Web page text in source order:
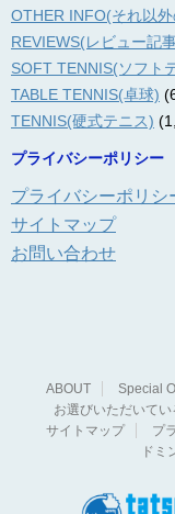
OTHER INFO(それ以
REVIEWS(レビュー記
SOFT TENNIS(ソフト
TABLE TENNIS(卓球)
TENNIS(硬式テニス)
プライバシーポリシー
プライバシーポリシ
サイトマップ
お問い合わせ
ABOUT
Special
お選びいただいてい
サイトマップ
プ
ドミ